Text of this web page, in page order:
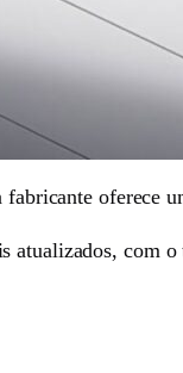
oferece
atualizados, com